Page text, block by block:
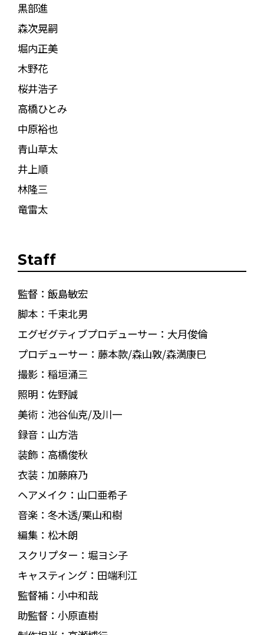
黒部進
森次晃嗣
堀内正美
木野花
桜井浩子
高橋ひとみ
中原裕也
青山草太
井上順
林隆三
竜雷太
Staff
監督：飯島敏宏
脚本：千束北男
エグゼグティブプロデューサー：大月俊倫
プロデューサー：藤本款/森山敦/森満康巳
撮影：稲垣涌三
照明：佐野誠
美術：池谷仙克/及川一
録音：山方浩
装飾：高橋俊秋
衣装：加藤麻乃
ヘアメイク：山口亜希子
音楽：冬木透/栗山和樹
編集：松木朗
スクリプター：堀ヨシ子
キャスティング：田端利江
監督補：小中和哉
助監督：小原直樹